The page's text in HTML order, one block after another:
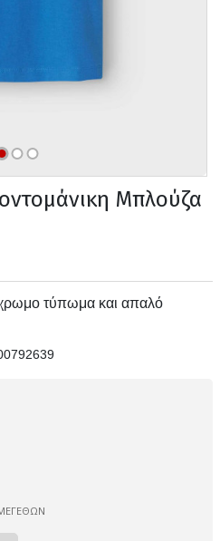
Μπλούζα
τύπωμα και απαλό